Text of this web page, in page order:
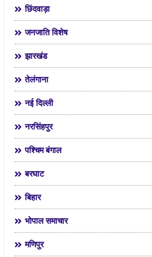
छिंदवाड़ा
जनजाति विशेष
झारखंड
तेलंगाना
नई दिल्ली
नरसिंहपुर
पश्चिम बंगाल
बरघाट
बिहार
भोपाल समाचार
मणिपुर